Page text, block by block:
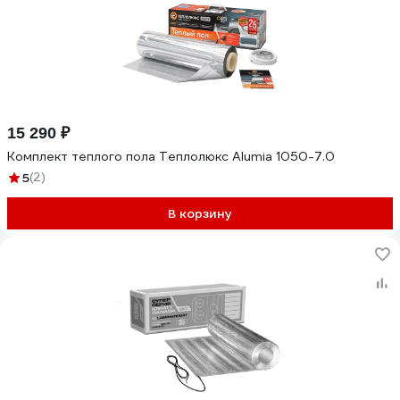
15 290 ₽
Комплект теплого пола Теплолюкс Alumia 1050-7.0
5(2)
В корзину